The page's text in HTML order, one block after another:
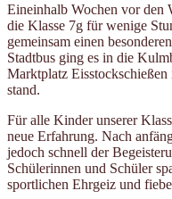
Eineinhalb Wochen vor den
die Klasse 7g für wenige
gemeinsam einen
Stadtbus ging es in die
Marktplatz
stand.
Für alle Kinder unserer
neue Erfahrung. Nach
jedoch schnell der
Schülerinnen und Schüler
sportlichen Ehrgeiz und